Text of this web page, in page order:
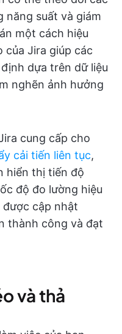
năng suất và giám
một cách hiệu
của Jira giúp các
dựa trên dữ liệu
nghẽn ảnh hưởng
cung cấp cho
cải tiến liên tục,
hiển thị tiến độ
độ đo lường hiệu
được cập nhật
thành công và đạt
và thả